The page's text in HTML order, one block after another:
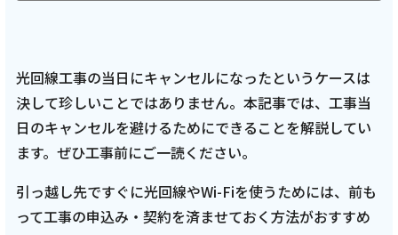
おトクなプラン
パンフレット・チラシ
会社案内
光回線工事の当日にキャンセルになったというケースは
決して珍しいことではありません。本記事では、工事当
日のキャンセルを避けるためにできることを解説してい
ます。ぜひ工事前にご一読ください。
引っ越し先ですぐに光回線やWi-Fiを使うためには、前も
って工事の申込み・契約を済ませておく方法がおすすめ